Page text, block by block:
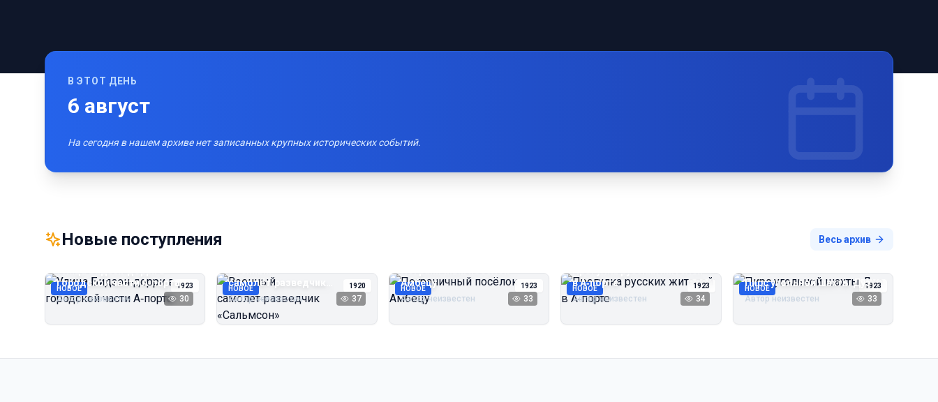
В ЭТОТ ДЕНЬ
6 август
На сегодня в нашем архиве нет записанных крупных исторических событий.
Новые поступления Весь архив
НОВОЕ 1923
Улица Бидзэн‑дорри в
городской части А‑порта
Автор неизвестен 30
НОВОЕ 1920
Военный
самолёт‑разведчик
«Сальмсон»
Автор неизвестен 37
НОВОЕ 1923
Пограничный посёлок
Амбецу
Автор неизвестен 33
НОВОЕ 1923
Прогулка русских жителей
в А‑порте
Автор неизвестен 34
НОВОЕ 1923
Пирс угольной шахты Дуэ
Автор неизвестен 33